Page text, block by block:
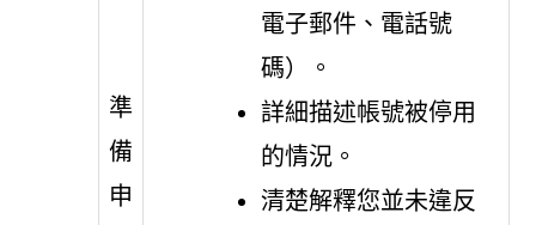
準
備
申
電子郵件、電話號
碼）。
詳細描述帳號被停用
的情況。
清楚解釋您並未違反